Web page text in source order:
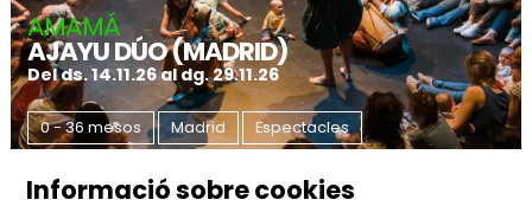
AMAMÁ
AJAYU DÚO (MADRID)
Del ds. 14.11.26al dg. 29.11.26
0 - 36 mesos Madrid Espectacles
Informació sobre cookies